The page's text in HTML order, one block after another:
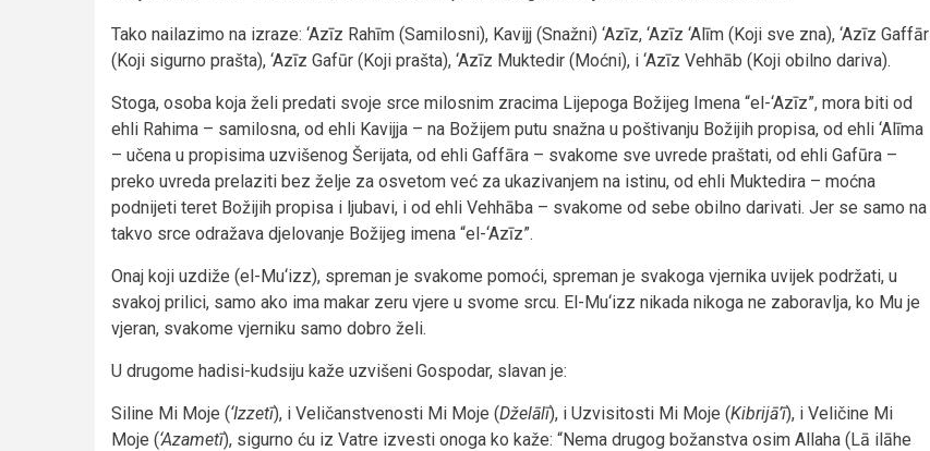
Tako nailazimo na izraze: ‘Azīz Rahīm (Samilosni), Kavijj (Snažni) ‘Azīz, ‘Azīz ‘Alīm (Koji sve zna), ‘Azīz Gaffār
(Koji sigurno prašta), ‘Azīz Gafūr (Koji prašta), ‘Azīz Muktedir (Moćni), i ‘Azīz Vehhāb (Koji obilno dariva).
Stoga, osoba koja želi predati svoje srce milosnim zracima Lijepoga Božijeg Imena “el-‘Azīz”, mora biti od
ehli Rahima – samilosna, od ehli Kavijja – na Božijem putu snažna u poštivanju Božijih propisa, od ehli ‘Alīma
– učena u propisima uzvišenog Šerijata, od ehli Gaffāra – svakome sve uvrede praštati, od ehli Gafūra –
preko uvreda prelaziti bez želje za osvetom već za ukazivanjem na istinu, od ehli Muktedira – moćna
podnijeti teret Božijih propisa i ljubavi, i od ehli Vehhāba – svakome od sebe obilno darivati. Jer se samo na
takvo srce odražava djelovanje Božijeg imena “el-‘Azīz”.
Onaj koji uzdiže (el-Mu‘izz), spreman je svakome pomoći, spreman je svakoga vjernika uvijek podržati, u
svakoj prilici, samo ako ima makar zeru vjere u svome srcu. El-Mu‘izz nikada nikoga ne zaboravlja, ko Mu je
vjeran, svakome vjerniku samo dobro želi.
U drugome hadisi-kudsiju kaže uzvišeni Gospodar, slavan je:
Siline Mi Moje (‘Izzetī), i Veličanstvenosti Mi Moje (Dželālī), i Uzvisitosti Mi Moje (Kibrijā’ī), i Veličine Mi
Moje (‘Azametī), sigurno ću iz Vatre izvesti onoga ko kaže: “Nema drugog božanstva osim Allaha (Lā ilāhe